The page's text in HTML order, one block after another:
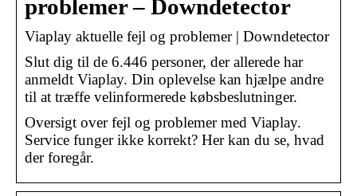
problemer – Downdetector
Viaplay aktuelle fejl og problemer | Downdetector
Slut dig til de 6.446 personer, der allerede har
anmeldt Viaplay. Din oplevelse kan hjælpe andre
til at træffe velinformerede købsbeslutninger.
Oversigt over fejl og problemer med Viaplay.
Service funger ikke korrekt? Her kan du se, hvad
der foregår.